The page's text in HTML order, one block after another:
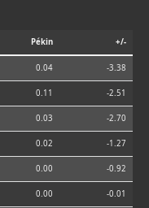
Pékin +/-
0.04 -3.38
0.11 -2.51
0.03 -2.70
0.02 -1.27
0.00 -0.92
0.00 -0.01